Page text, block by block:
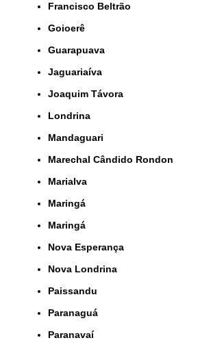
Francisco Beltrão
Goioerê
Guarapuava
Jaguariaíva
Joaquim Távora
Londrina
Mandaguari
Marechal Cândido Rondon
Marialva
Maringá
Maringá
Nova Esperança
Nova Londrina
Paissandu
Paranaguá
Paranavaí